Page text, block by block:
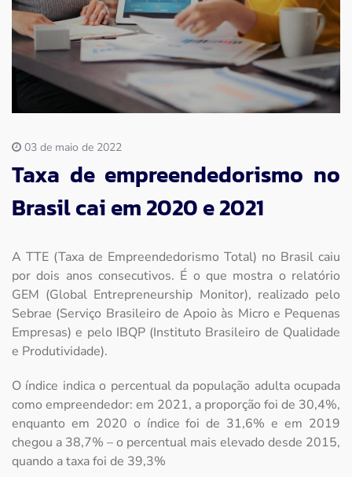
Imprensa
Contato
03 de maio de 2022
Taxa de empreendedorismo no
Brasil cai em 2020 e 2021
A TTE (Taxa de Empreendedorismo Total) no Brasil caiu
por dois anos consecutivos. É o que mostra o relatório
GEM (Global Entrepreneurship Monitor), realizado pelo
Sebrae (Serviço Brasileiro de Apoio às Micro e Pequenas
Empresas) e pelo IBQP (Instituto Brasileiro de Qualidade
e Produtividade).
O índice indica o percentual da população adulta ocupada
como empreendedor: em 2021, a proporção foi de 30,4%,
enquanto em 2020 o índice foi de 31,6% e em 2019
chegou a 38,7% – o percentual mais elevado desde 2015,
quando a taxa foi de 39,3%